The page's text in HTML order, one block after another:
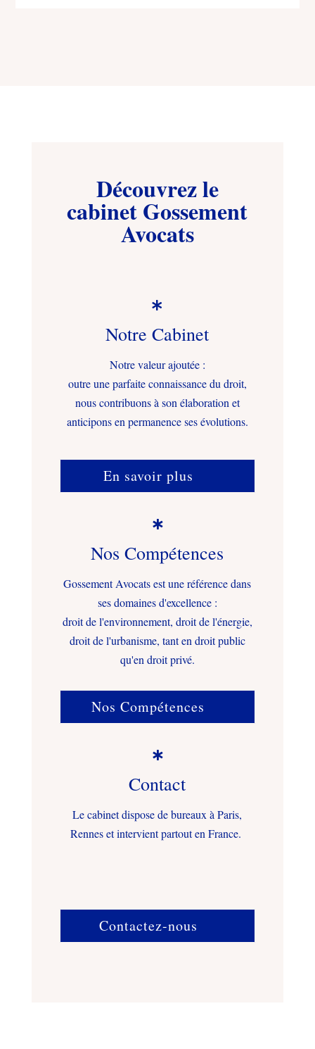
Découvrez le
cabinet Gossement
Avocats

Notre Cabinet
Notre valeur ajoutée :
outre une parfaite connaissance du droit,
nous contribuons à son élaboration et
anticipons en permanence ses évolutions.
En savoir plus

Nos Compétences
Gossement Avocats est une référence dans
ses domaines d'excellence :
droit de l'environnement, droit de l'énergie,
droit de l'urbanisme, tant en droit public
qu'en droit privé.
Nos Compétences

Contact
Le cabinet dispose de bureaux à Paris,
Rennes et intervient partout en France.
Contactez-nous